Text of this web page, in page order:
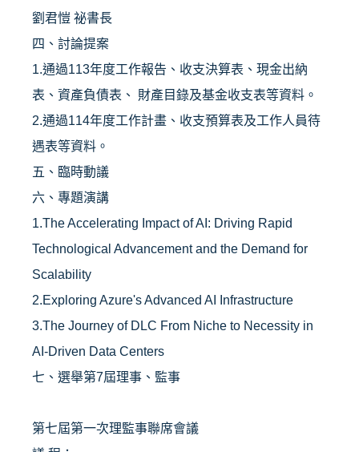
劉君愷 祕書長
四、討論提案
1.通過113年度工作報告、收支決算表、現金出納
表、資產負債表、 財產目錄及基金收支表等資料。
2.通過114年度工作計畫、收支預算表及工作人員待
遇表等資料。
五、臨時動議
六、專題演講
1.The Accelerating Impact of AI: Driving Rapid
Technological Advancement and the Demand for
Scalability
2.Exploring Azure's Advanced AI Infrastructure
3.The Journey of DLC From Niche to Necessity in
AI-Driven Data Centers
七、選舉第7屆理事、監事
第七屆第一次理監事聯席會議